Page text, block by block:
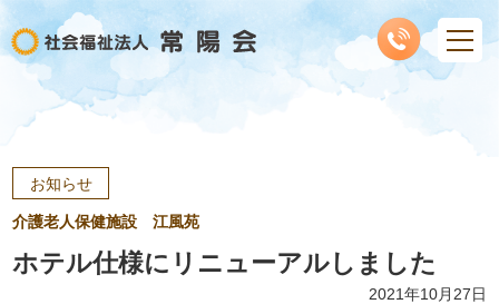
お知らせ
介護老人保健施設 江風苑
ホテル仕様にリニューアルしました
2021年10月27日